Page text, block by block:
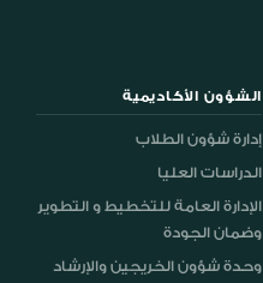
الشؤون الأكاديمية
إدارة شؤون الطلاب
الدراسات العليا
الإدارة العامة للتخطيط و التطوير
وضمان الجودة
وحدة شؤون الخريجين والإرشاد